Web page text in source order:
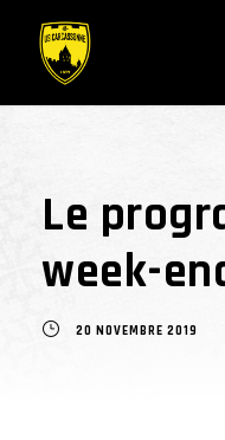
Le
week-
20 NOVEMBRE 2019